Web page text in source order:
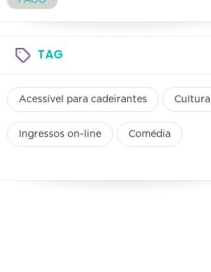
TAG
Acessível para cadeirantes Cultural
Ingressos on-line Comédia